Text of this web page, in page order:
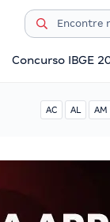
Concurso IBGE
AC AL AM